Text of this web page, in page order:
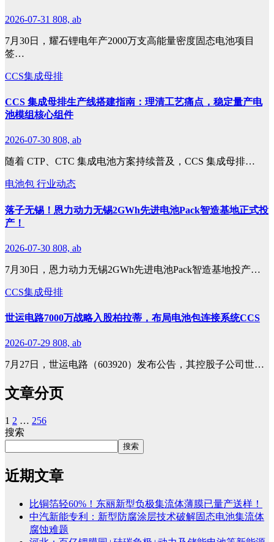
2026-07-31 808, ab
7月30日，耀石锂电年产2000万支高能量密度固态电池项目
签…
CCS集成母排
CCS 集成母排生产线搭建指南：理清工艺痛点，稳定量产电
池模组核心组件
2026-07-30 808, ab
随着 CTP、CTC 集成电池方案持续普及，CCS 集成母排…
电池包 行业动态
落子无锡！恩力动力无锡2GWh先进电池Pack智造基地正式投
产！
2026-07-30 808, ab
7月30日，恩力动力无锡2GWh先进电池Pack智造基地投产…
CCS集成母排
世运电路7000万战略入股柏拉蒂，布局电池包连接系统CCS
2026-07-29 808, ab
7月27日，世运电路（603920）发布公告，其控股子公司世…
文章分页
1 2 … 256
搜索
搜索
近期文章
比铜箔轻60%！东丽新型负极集流体薄膜已量产送样！
中汽新能专利：新型防腐涂层技术破解固态电池集流体
腐蚀难题